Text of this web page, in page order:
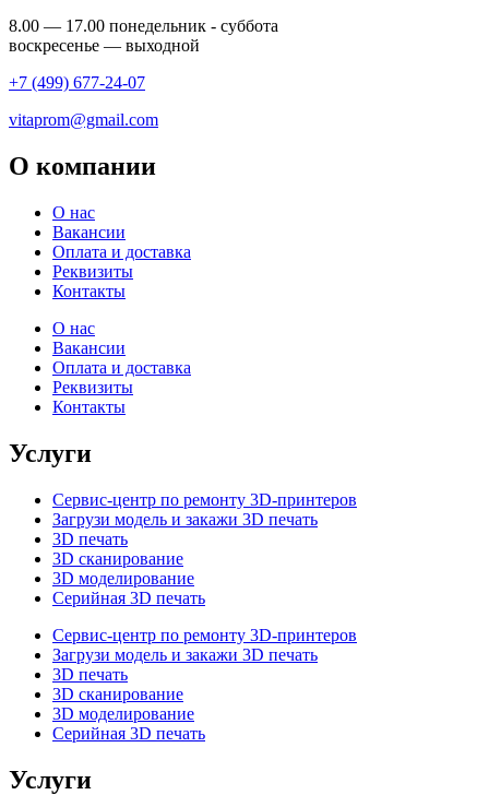
8.00 — 17.00 понедельник - суббота
воскресенье — выходной
+7 (499) 677-24-07
vitaprom@gmail.com
О компании
О нас
Вакансии
Оплата и доставка
Реквизиты
Контакты
О нас
Вакансии
Оплата и доставка
Реквизиты
Контакты
Услуги
Сервис-центр по ремонту 3D-принтеров
Загрузи модель и закажи 3D печать
3D печать
3D сканирование
3D моделирование
Серийная 3D печать
Сервис-центр по ремонту 3D-принтеров
Загрузи модель и закажи 3D печать
3D печать
3D сканирование
3D моделирование
Серийная 3D печать
Услуги